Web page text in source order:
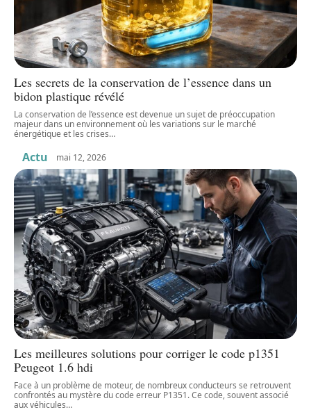
Les secrets de la conservation de l’essence dans un
bidon plastique révélé
La conservation de l’essence est devenue un sujet de préoccupation
majeur dans un environnement où les variations sur le marché
énergétique et les crises…
Actu mai 12, 2026
Les meilleures solutions pour corriger le code p1351
Peugeot 1.6 hdi
Face à un problème de moteur, de nombreux conducteurs se retrouvent
confrontés au mystère du code erreur P1351. Ce code, souvent associé
aux véhicules…